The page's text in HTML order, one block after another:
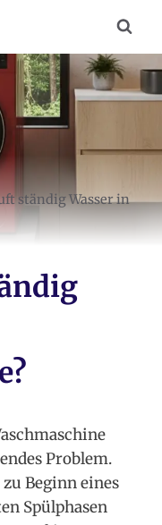
ständig Wasser in
Problem.
Beginn eines
Spülphasen